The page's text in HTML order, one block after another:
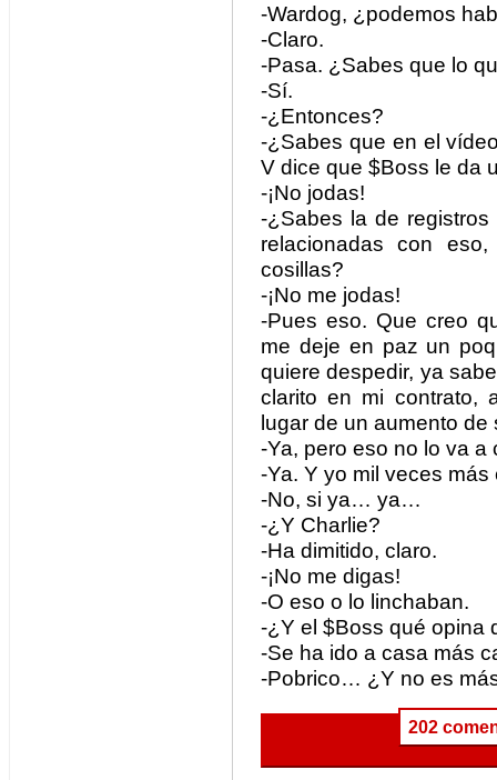
-Wardog, ¿podemos
-Claro.
-Pasa. ¿Sabes que lo
-Sí.
-¿Entonces?
-¿Sabes que en el
V dice que $Boss le da
-¡No jodas!
-¿Sabes la de
relacionadas con
cosillas?
-¡No me jodas!
-Pues eso. Que creo
me deje en paz un
quiere despedir, ya
clarito en mi contrato,
lugar de un aumento de
-Ya, pero eso no lo va
-Ya. Y yo mil veces más
-No, si ya… ya…
-¿Y Charlie?
-Ha dimitido, claro.
-¡No me digas!
-O eso o lo linchaban.
-¿Y el $Boss qué opina
-Se ha ido a casa más
-Pobrico… ¿Y no es
202